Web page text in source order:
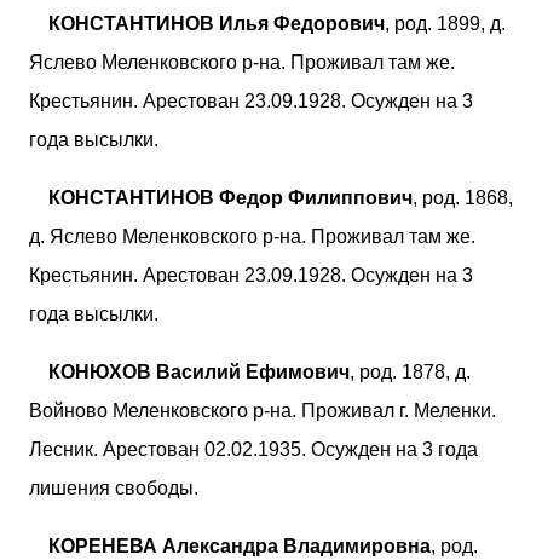
КОНСТАНТИНОВ Илья Федорович, род. 1899, д.
Яслево Меленковского р-на. Проживал там же.
Крестьянин. Арестован 23.09.1928. Осужден на 3
года высылки.
КОНСТАНТИНОВ Федор Филиппович, род. 1868,
д. Яслево Меленковского р-на. Проживал там же.
Крестьянин. Арестован 23.09.1928. Осужден на 3
года высылки.
КОНЮХОВ Василий Ефимович, род. 1878, д.
Войново Меленковского р-на. Проживал г. Меленки.
Лесник. Арестован 02.02.1935. Осужден на 3 года
лишения свободы.
КОРЕНЕВА Александра Владимировна, род.